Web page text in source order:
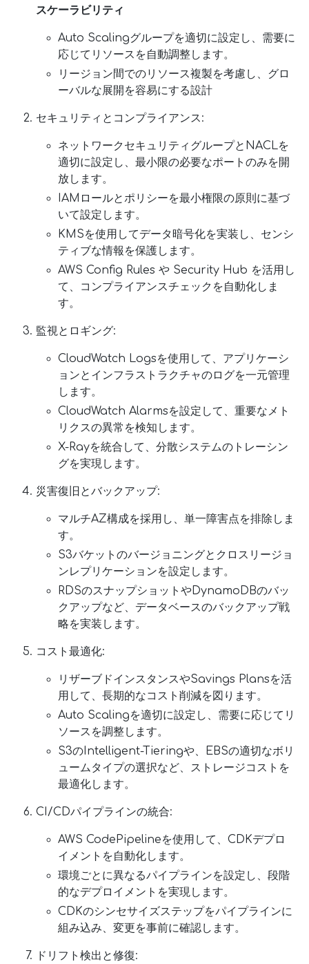
スケーラビリティ
Auto Scalingグループを適切に設定し、需要に
応じてリソースを自動調整します。
リージョン間でのリソース複製を考慮し、グロ
ーバルな展開を容易にする設計
セキュリティとコンプライアンス:
ネットワークセキュリティグループとNACLを
適切に設定し、最小限の必要なポートのみを開
放します。
IAMロールとポリシーを最小権限の原則に基づ
いて設定します。
KMSを使用してデータ暗号化を実装し、センシ
ティブな情報を保護します。
AWS Config Rules や Security Hub を活用し
て、コンプライアンスチェックを自動化しま
す。
監視とロギング:
CloudWatch Logsを使用して、アプリケーシ
ョンとインフラストラクチャのログを一元管理
します。
CloudWatch Alarmsを設定して、重要なメト
リクスの異常を検知します。
X-Rayを統合して、分散システムのトレーシン
グを実現します。
災害復旧とバックアップ:
マルチAZ構成を採用し、単一障害点を排除しま
す。
S3バケットのバージョニングとクロスリージョ
ンレプリケーションを設定します。
RDSのスナップショットやDynamoDBのバッ
クアップなど、データベースのバックアップ戦
略を実装します。
コスト最適化:
リザーブドインスタンスやSavings Plansを活
用して、長期的なコスト削減を図ります。
Auto Scalingを適切に設定し、需要に応じてリ
ソースを調整します。
S3のIntelligent-Tieringや、EBSの適切なボリ
ュームタイプの選択など、ストレージコストを
最適化します。
CI/CDパイプラインの統合:
AWS CodePipelineを使用して、CDKデプロ
イメントを自動化します。
環境ごとに異なるパイプラインを設定し、段階
的なデプロイメントを実現します。
CDKのシンセサイズステップをパイプラインに
組み込み、変更を事前に確認します。
ドリフト検出と修復: